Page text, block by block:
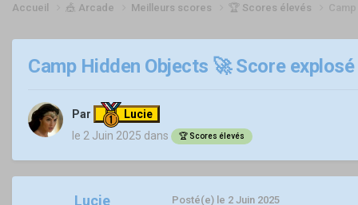
Accueil 🎪 Arcade Meilleurs scores 🏆 Scores élevés
Camp Hidden Objects 🚀 Score explosé
Par
Lucie
le 2 Juin 2025 dans 🏆 Scores élevés
Lucie Posté(e) le 2 Juin 2025